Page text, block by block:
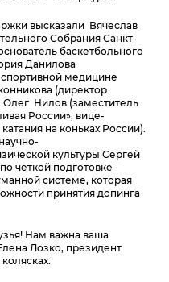
высказали Вячеслав
Собрания Санкт-
баскетбольного
Данилова
медицине
(директор
Нилов (заместитель
России», вице-
на коньках России).
культуры Сергей
четкой подготовке
системе, которая
принятия допинга
Нам важна ваша
Лозко, президент